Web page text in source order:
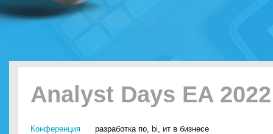
Analyst Days EA 2022
Конференция разработка по, bi, ит в бизнесе